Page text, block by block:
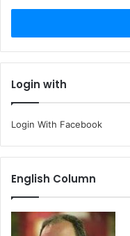
Login with
Login With Facebook
English Column